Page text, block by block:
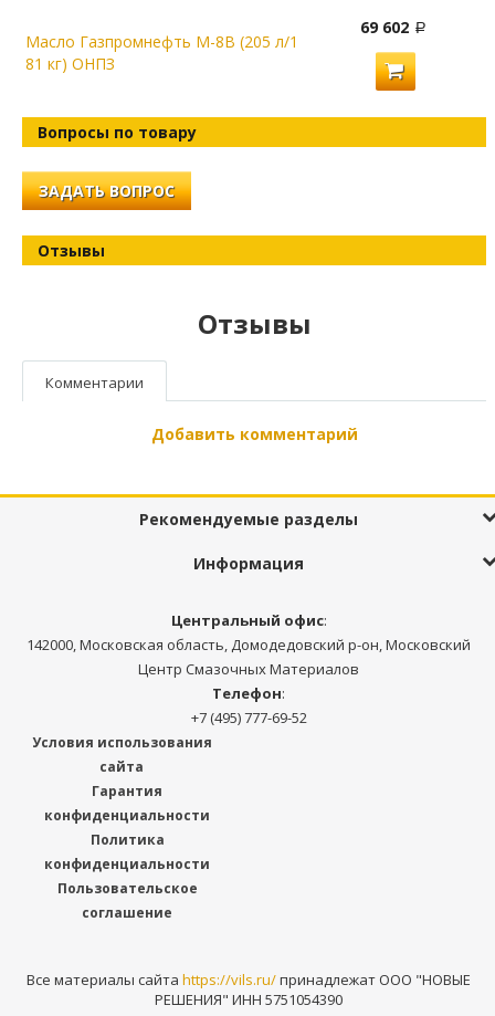
Масло Газпромнефть М-8В (205 л/1
81 кг) ОНПЗ
69 602
Вопросы по товару
ЗАДАТЬ ВОПРОС
Отзывы
Отзывы
Комментарии
Добавить комментарий
Рекомендуемые разделы
Информация
Центральный офис:
142000, Московская область, Домодедовский р-он, Московский
Центр Смазочных Материалов
Телефон:
+7 (495) 777-69-52
Условия использования
сайта
Гарантия
конфиденциальности
Политика
конфиденциальности
Пользовательское
соглашение
Все материалы сайта https://vils.ru/принадлежат ООО "НОВЫЕ
РЕШЕНИЯ" ИНН 5751054390